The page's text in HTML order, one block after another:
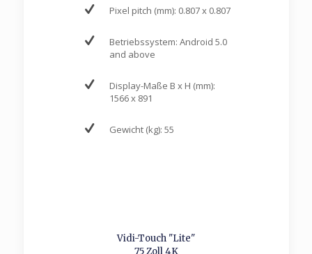
Pixel pitch (mm): 0.807 x 0.807
Betriebssystem: Android 5.0
and above
Display-Maße B x H (mm):
1566 x 891
Gewicht (kg): 55
Vidi-Touch "Lite"
75 Zoll 4K